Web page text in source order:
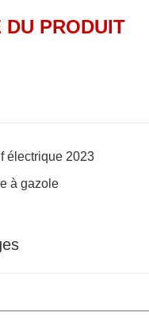
PRODUIT
électrique 2023
à gazole